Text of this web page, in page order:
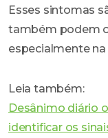
Esses sintomas
também podem
especialmente
Leia também:
Desânimo diário
identificar os